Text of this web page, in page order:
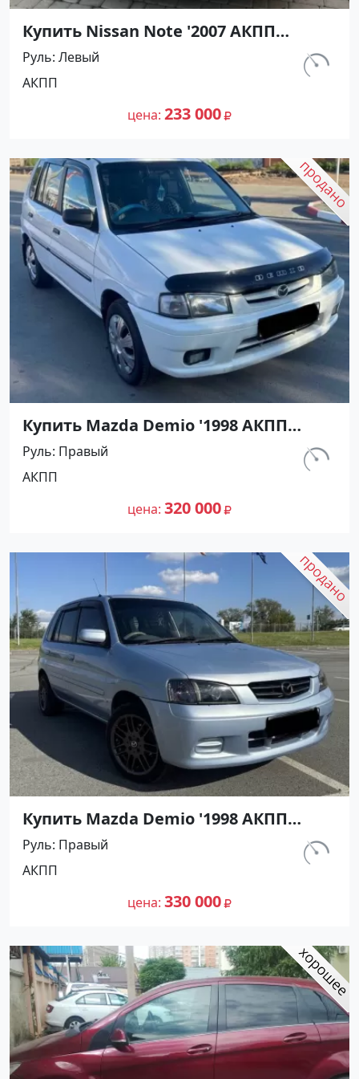
Купить Nissan Note '2007 АКПП
(1400/88 л.с.) Бензин инжектор
Троицкая цвет Синий Хетчбэк по
цене 233000 рублей, объявление
№27442 на сайте Авторынок23
Руль Левый
АКПП
цена 233 000
Купить Mazda Demio '1998 АКПП
(1300/83 л.с.) Бензин инжектор
Абинск цвет Белый Хетчбэк по цене
320000 рублей, объявление №27440
на сайте Авторынок23
км.
Руль Правый
АКПП
цена 320 000
Купить Mazda Demio '1998 АКПП
(1300/83 л.с.) Бензин инжектор
Апшеронск цвет Голубой Хетчбэк по
цене 330000 рублей, объявление
№27438 на сайте Авторынок23
км.
Руль Правый
АКПП
цена 330 000